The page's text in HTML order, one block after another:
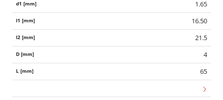
1.65
16.50
21.5
4
65